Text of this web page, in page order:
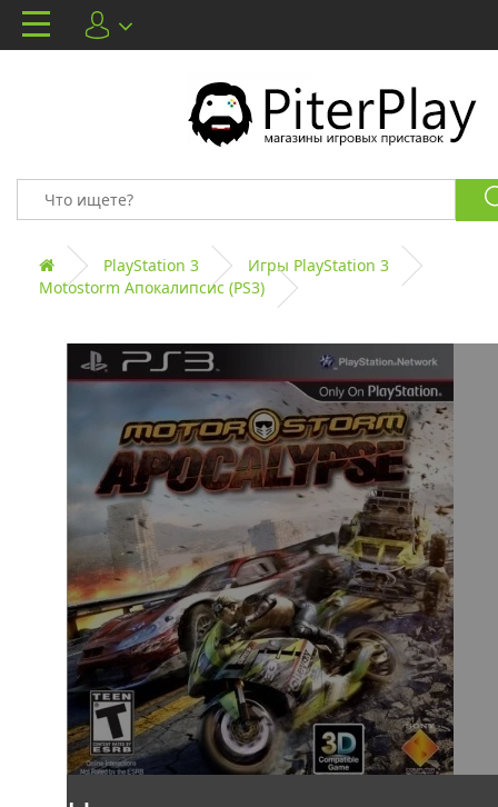
PlayStation 3
Игры PlayStation 3
Motostorm Апокалипсис (PS3)